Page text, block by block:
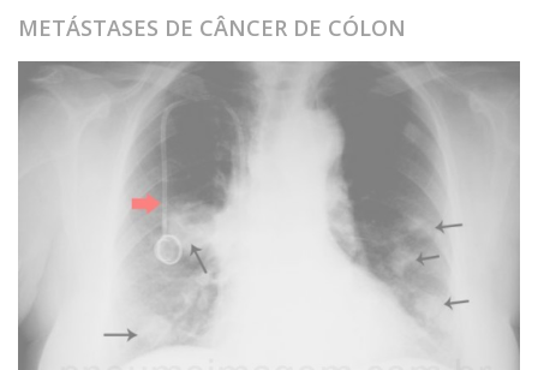
METÁSTASES DE CÂNCER DE CÓLON